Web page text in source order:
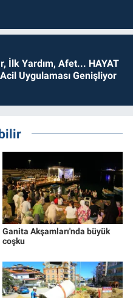
İlk Yardım, Afet... HAYAT
Uygulaması Genişliyor
Ganita Akşamları'nda büyük
coşku